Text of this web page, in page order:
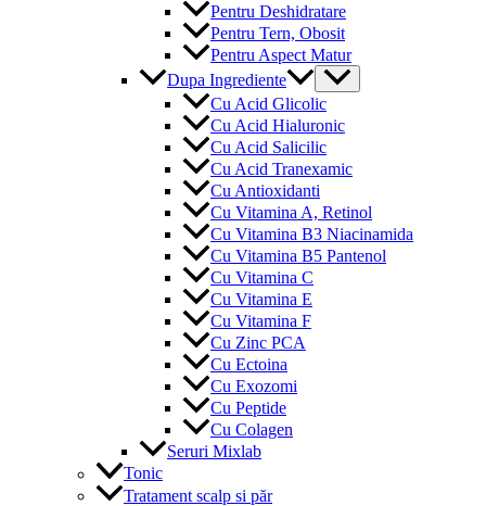
Pentru Deshidratare
Pentru Tern, Obosit
Pentru Aspect Matur
Dupa Ingrediente
Menu
Toggle
Cu Acid Glicolic
Cu Acid Hialuronic
Cu Acid Salicilic
Cu Acid Tranexamic
Cu Antioxidanti
Cu Vitamina A, Retinol
Cu Vitamina B3 Niacinamida
Cu Vitamina B5 Pantenol
Cu Vitamina C
Cu Vitamina E
Cu Vitamina F
Cu Zinc PCA
Cu Ectoina
Cu Exozomi
Cu Peptide
Cu Colagen
Seruri Mixlab
Tonic
Tratament scalp si păr